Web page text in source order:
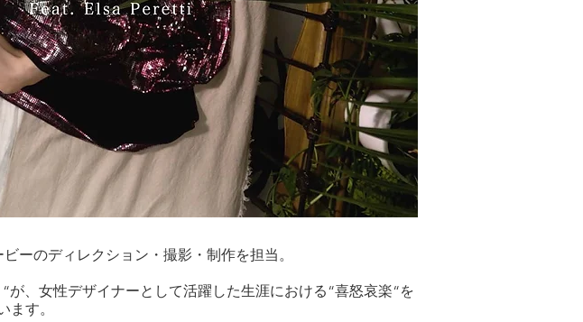
ーのディレクション・撮影・制作を担当。
、女性デザイナーとして活躍した生涯における“喜怒哀楽“を
す。